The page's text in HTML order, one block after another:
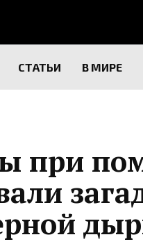
СТАТЬИ В МИРЕ
при